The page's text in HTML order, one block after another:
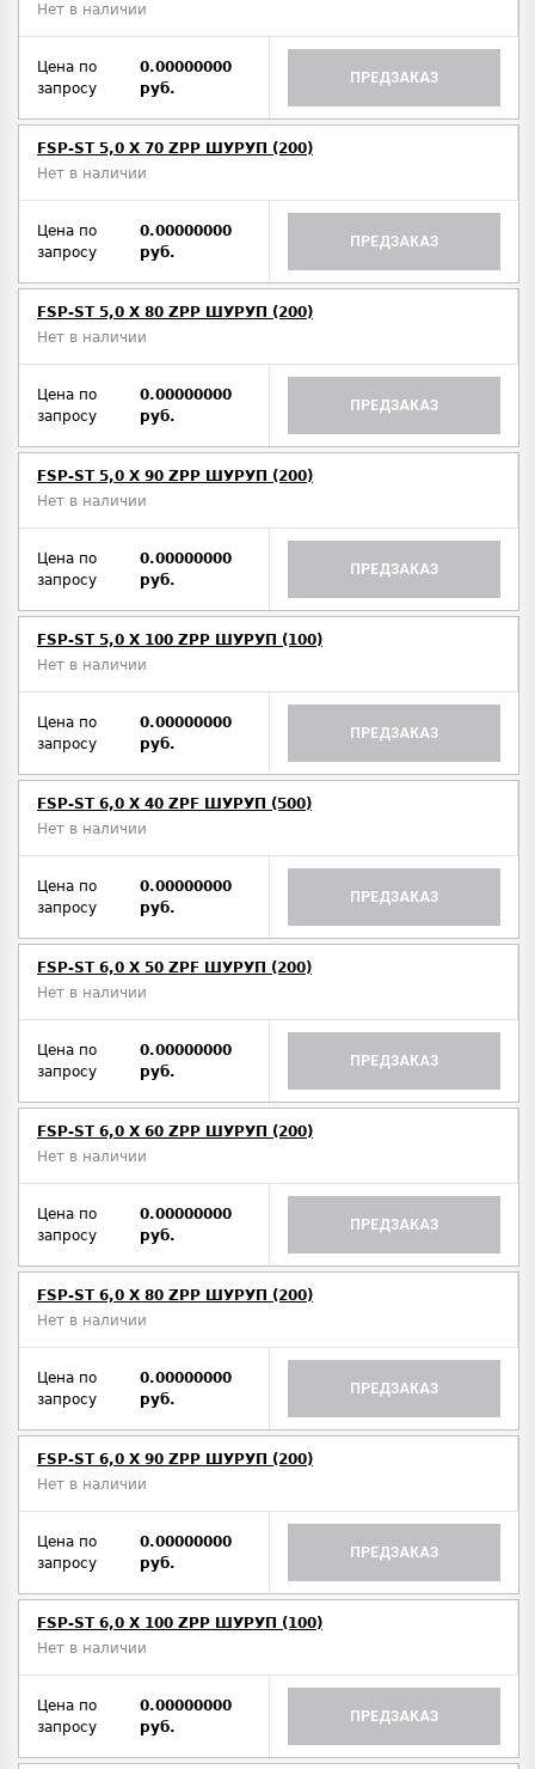
Нет в наличии
Цена по
запросу
0.00000000
руб.
ПРЕДЗАКАЗ
FSP-ST 5,0 X 70 ZPP ШУРУП (200)
Нет в наличии
Цена по
запросу
0.00000000
руб.
ПРЕДЗАКАЗ
FSP-ST 5,0 X 80 ZPP ШУРУП (200)
Нет в наличии
Цена по
запросу
0.00000000
руб.
ПРЕДЗАКАЗ
FSP-ST 5,0 X 90 ZPP ШУРУП (200)
Нет в наличии
Цена по
запросу
0.00000000
руб.
ПРЕДЗАКАЗ
FSP-ST 5,0 X 100 ZPP ШУРУП (100)
Нет в наличии
Цена по
запросу
0.00000000
руб.
ПРЕДЗАКАЗ
FSP-ST 6,0 X 40 ZPF ШУРУП (500)
Нет в наличии
Цена по
запросу
0.00000000
руб.
ПРЕДЗАКАЗ
FSP-ST 6,0 X 50 ZPF ШУРУП (200)
Нет в наличии
Цена по
запросу
0.00000000
руб.
ПРЕДЗАКАЗ
FSP-ST 6,0 X 60 ZPP ШУРУП (200)
Нет в наличии
Цена по
запросу
0.00000000
руб.
ПРЕДЗАКАЗ
FSP-ST 6,0 X 80 ZPP ШУРУП (200)
Нет в наличии
Цена по
запросу
0.00000000
руб.
ПРЕДЗАКАЗ
FSP-ST 6,0 X 90 ZPP ШУРУП (200)
Нет в наличии
Цена по
запросу
0.00000000
руб.
ПРЕДЗАКАЗ
FSP-ST 6,0 X 100 ZPP ШУРУП (100)
Нет в наличии
Цена по
запросу
0.00000000
руб.
ПРЕДЗАКАЗ